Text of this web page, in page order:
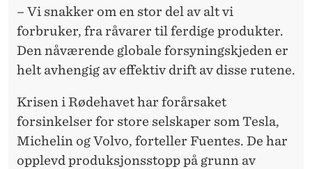
– Vi snakker om en stor del av alt vi
forbruker, fra råvarer til ferdige produkter.
Den nåværende globale forsyningskjeden er
helt avhengig av effektiv drift av disse rutene.
Krisen i Rødehavet har forårsaket
forsinkelser for store selskaper som Tesla,
Michelin og Volvo, forteller Fuentes. De har
opplevd produksjonsstopp på grunn av